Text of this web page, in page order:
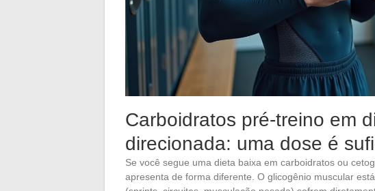
Carboidratos pré-treino em
direcionada: uma dose é
Se você segue uma dieta baixa em carboidratos ou
apresenta de forma diferente. O glicogênio muscular